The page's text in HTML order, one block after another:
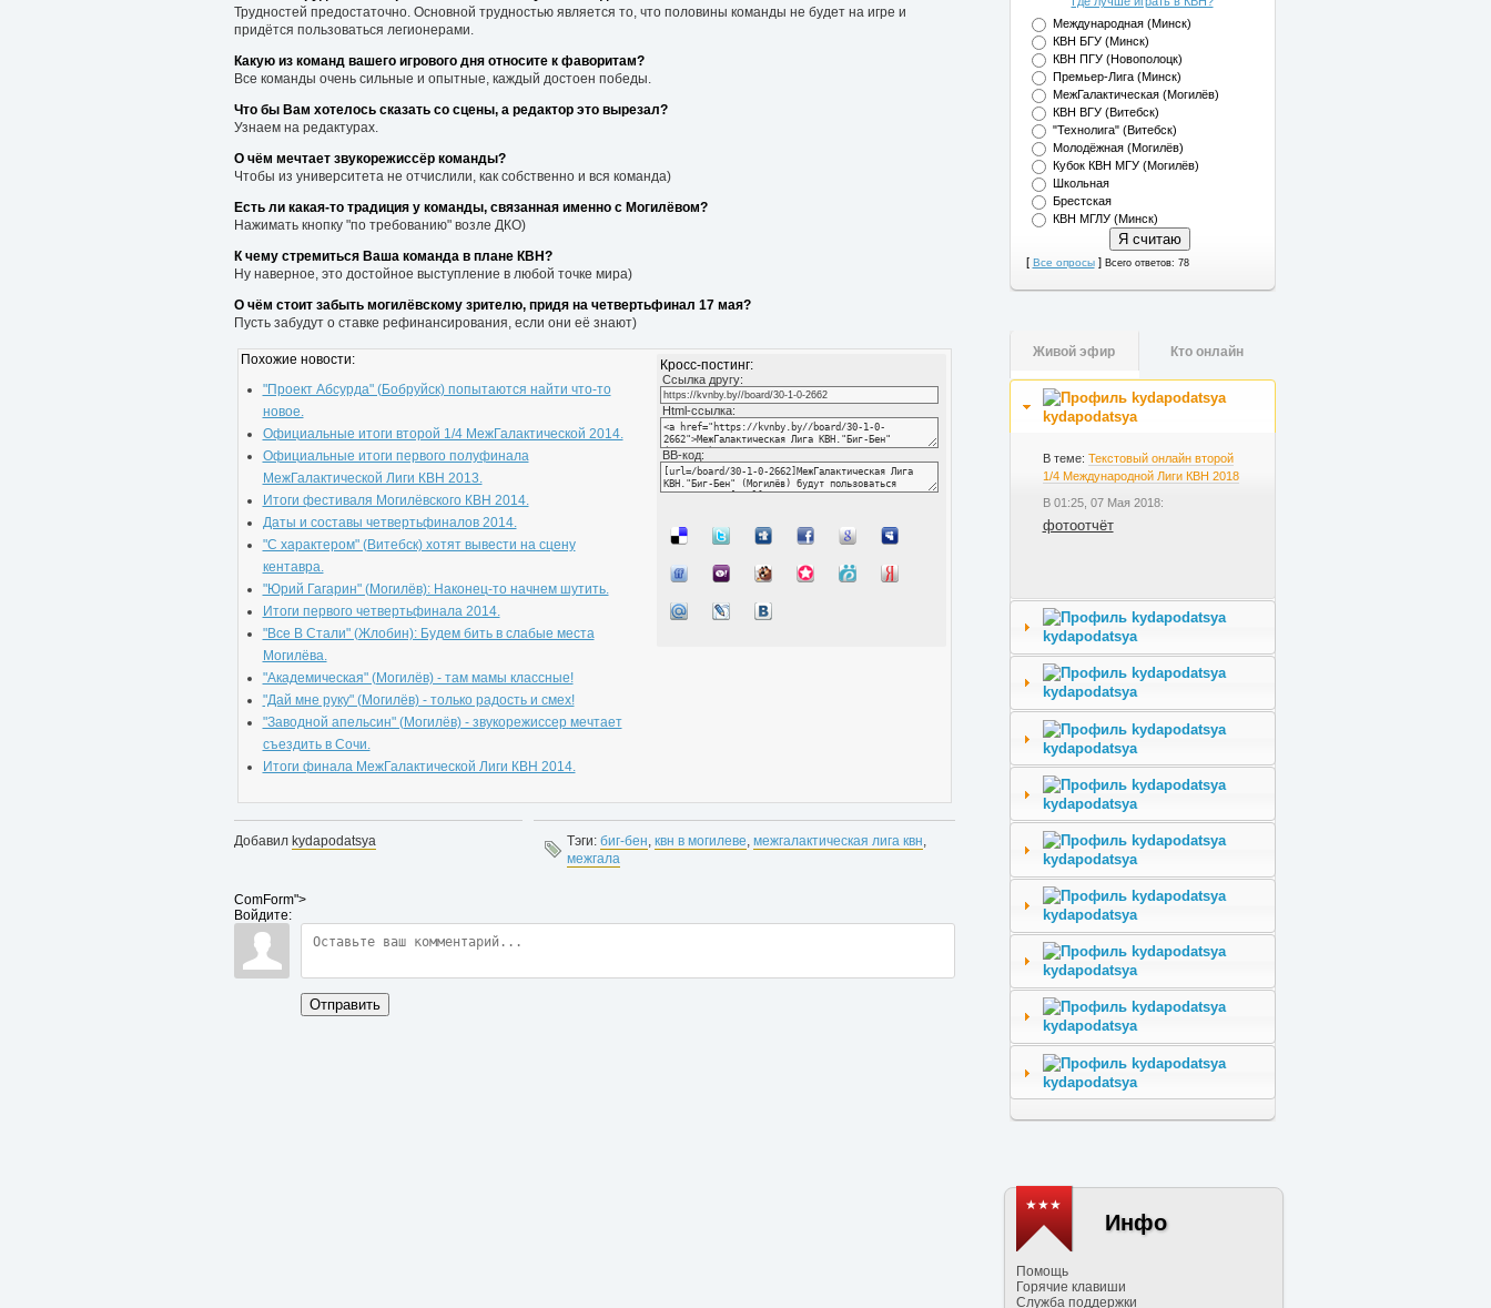
Трудностей предостаточно. Основной трудностью является то, что половины команды не будет на игре и
придётся пользоваться легионерами.
Какую из команд вашего игрового дня относите к фаворитам?
Все команды очень сильные и опытные, каждый достоен победы.
Что бы Вам хотелось сказать со сцены, а редактор это вырезал?
Узнаем на редактурах.
О чём мечтает звукорежиссёр команды?
Чтобы из университета не отчислили, как собственно и вся команда)
Есть ли какая-то традиция у команды, связанная именно с Могилёвом?
Нажимать кнопку "по требованию" возле ДКО)
К чему стремиться Ваша команда в плане КВН?
Ну наверное, это достойное выступление в любой точке мира)
О чём стоит забыть могилёвскому зрителю, придя на четвертьфинал 17 мая?
Пусть забудут о ставке рефинансирования, если они её знают)
Похожие новости:
"Проект Абсурда" (Бобруйск) попытаются найти что-то
новое.
Официальные итоги второй 1/4 МежГалактической 2014.
Официальные итоги первого полуфинала
МежГалактической Лиги КВН 2013.
Итоги фестиваля Могилёвского КВН 2014.
Даты и составы четвертьфиналов 2014.
"С характером" (Витебск) хотят вывести на сцену
кентавра.
"Юрий Гагарин" (Могилёв): Наконец-то начнем шутить.
Итоги первого четвертьфинала 2014.
"Все В Стали" (Жлобин): Будем бить в слабые места
Могилёва.
"Академическая" (Могилёв) - там мамы классные!
"Дай мне руку" (Могилёв) - только радость и смех!
"Заводной апельсин" (Могилёв) - звукорежиссер мечтает
съездить в Сочи.
Итоги финала МежГалактической Лиги КВН 2014.
Кросс-постинг:
Cсылка другу:
Html-ссылка:
BB-код:
Добавил kydapodatsya Тэги: биг-бен, квн в могилеве, межгалактическая лига квн,
межгала
ComForm">
Войдите:
Отправить
Международная (Минск)
КВН БГУ (Минск)
КВН ПГУ (Новополоцк)
Премьер-Лига (Минск)
МежГалактическая (Могилёв)
КВН ВГУ (Витебск)
"Технолига" (Витебск)
Молодёжная (Могилёв)
Кубок КВН МГУ (Могилёв)
Школьная
Брестская
КВН МГЛУ (Минск)
[ Все опросы] Всего ответов: 78
Живой эфир Кто онлайн
kydapodatsya
В теме: Текстовый онлайн второй
1/4 Международной Лиги КВН 2018
В 01:25, 07 Мая 2018:
фотоотчёт
kydapodatsya
kydapodatsya
kydapodatsya
kydapodatsya
kydapodatsya
kydapodatsya
kydapodatsya
kydapodatsya
kydapodatsya
★★★
Инфо
Помощь
Горячие клавиши
Служба поддержки